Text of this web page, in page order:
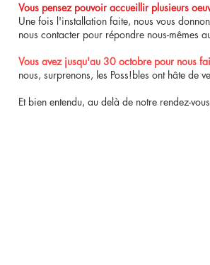
Vous pensez pouvoir accueillir plusieurs
Une fois l'installation faite, nous vous
nous contacter pour répondre nous-mêmes
Vous avez jusqu'au 30 octobre pour nous
nous, surprenons, les Poss!bles ont hâte de
Et bien entendu, au delà de notre rendez-